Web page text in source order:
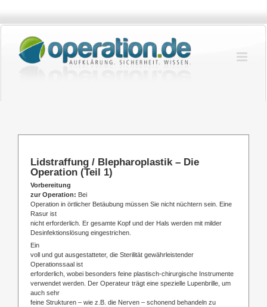
springen
Lidstraffung / Blepharoplastik – Die
Operation (Teil 1)
Vorbereitung
zur Operation: Bei
Operation in örtlicher Betäubung müssen Sie nicht nüchtern sein. Eine
Rasur ist
nicht erforderlich. Er gesamte Kopf und der Hals werden mit milder
Desinfektionslösung eingestrichen.
Ein
voll und gut ausgestatteter, die Sterilität gewährleistender
Operationssaal ist
erforderlich, wobei besonders feine plastisch-chirurgische Instrumente
verwendet werden. Der Operateur trägt eine spezielle Lupenbrille, um
auch sehr
feine Strukturen – wie z.B. die Nerven – schonend behandeln zu